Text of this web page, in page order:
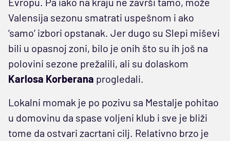
Valensija sezonu smatrati uspešnom i ako
‘samo‘ izbori opstanak. Jer dugo su Slepi miševi
bili u opasnoj zoni, bilo je onih što su ih još na
polovini sezone prežalili, ali su dolaskom
Karlosa Korberana progledali.
Lokalni momak je po pozivu sa Mestalje pohitao
u domovinu da spase voljeni klub i sve je bliži
tome da ostvari zacrtani cilj. Relativno brzo je